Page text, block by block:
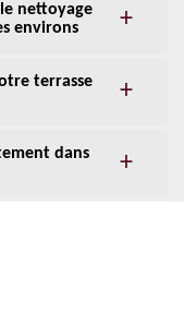
nettoyage
environs
terrasse
dans